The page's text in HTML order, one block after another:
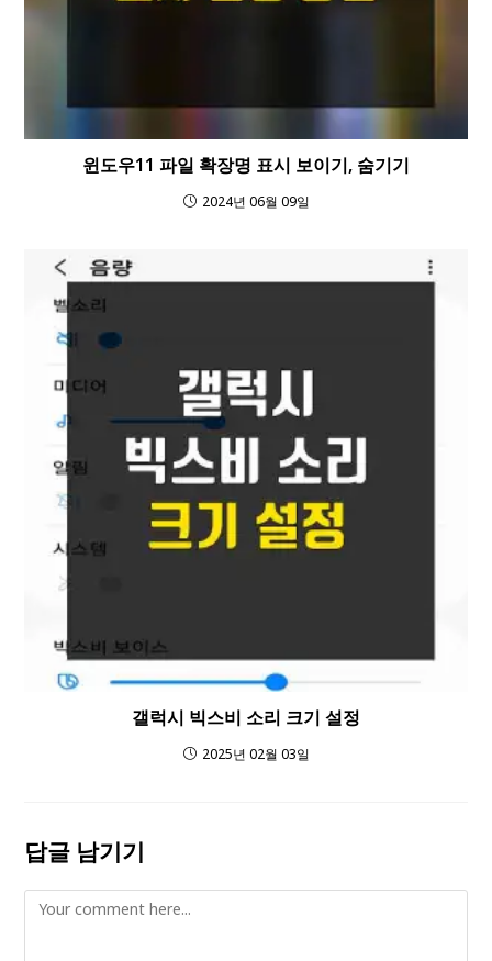
윈도우11 파일 확장명 표시 보이기, 숨기기
2024년 06월 09일
갤럭시 빅스비 소리 크기 설정
2025년 02월 03일
답글 남기기
Comment